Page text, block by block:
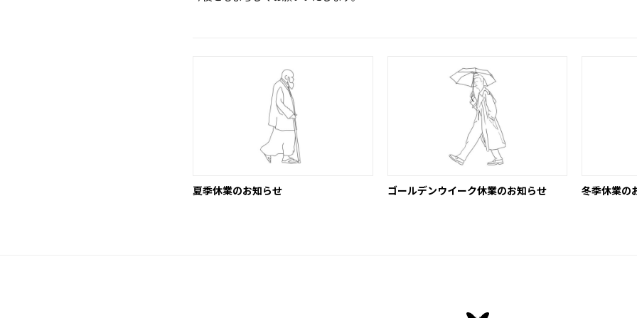
夏季休業のお知らせ ゴールデンウイーク休業のお知らせ 冬季休業の